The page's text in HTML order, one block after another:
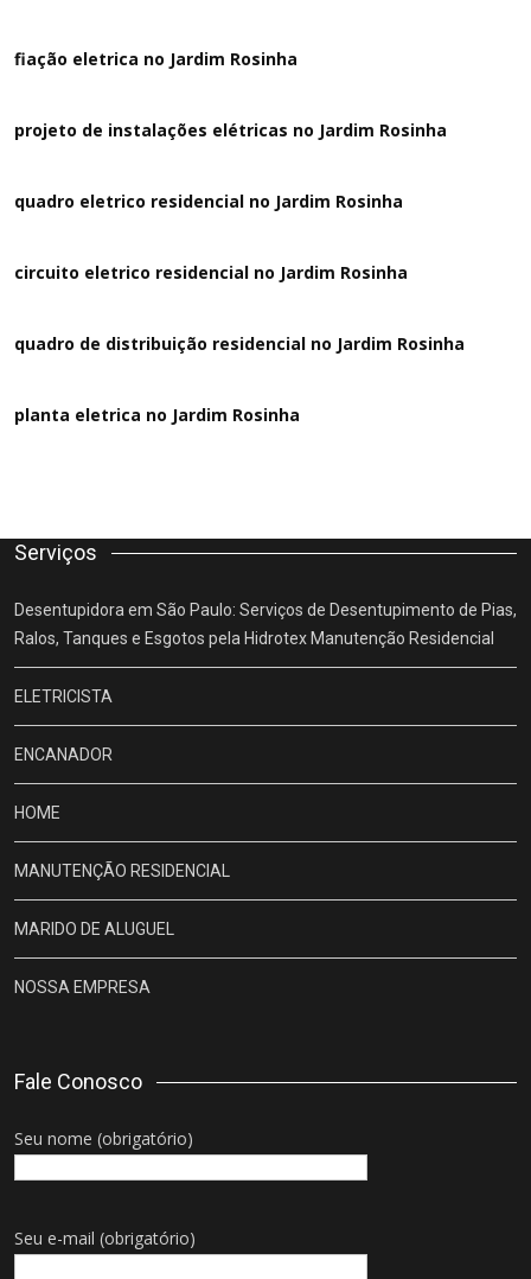
fiação eletrica no Jardim Rosinha
projeto de instalações elétricas no Jardim Rosinha
quadro eletrico residencial no Jardim Rosinha
circuito eletrico residencial no Jardim Rosinha
quadro de distribuição residencial no Jardim Rosinha
planta eletrica no Jardim Rosinha
Serviços
Desentupidora em São Paulo: Serviços de Desentupimento de Pias,
Ralos, Tanques e Esgotos pela Hidrotex Manutenção Residencial
ELETRICISTA
ENCANADOR
HOME
MANUTENÇÃO RESIDENCIAL
MARIDO DE ALUGUEL
NOSSA EMPRESA
Fale Conosco
Seu nome (obrigatório)
Seu e-mail (obrigatório)